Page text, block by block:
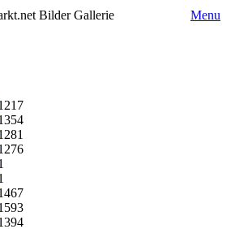
Bilder Gallerie
Menu